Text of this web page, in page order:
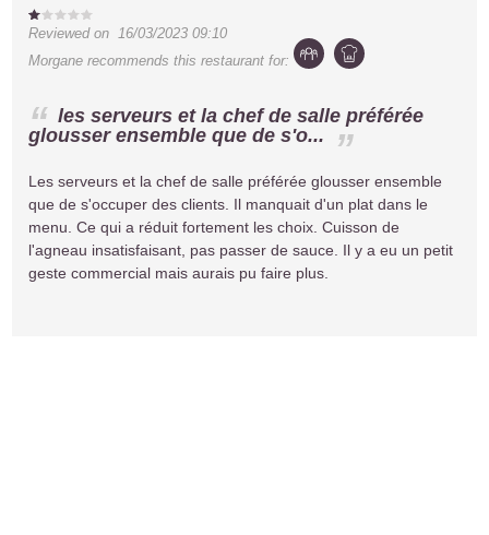
Reviewed on16/03/2023 09:10
Morgane recommends this restaurant for:
les serveurs et la chef de salle préférée
glousser ensemble que de s'o...
Les serveurs et la chef de salle préférée glousser ensemble
que de s'occuper des clients. Il manquait d'un plat dans le
menu. Ce qui a réduit fortement les choix. Cuisson de
l'agneau insatisfaisant, pas passer de sauce. Il y a eu un petit
geste commercial mais aurais pu faire plus.